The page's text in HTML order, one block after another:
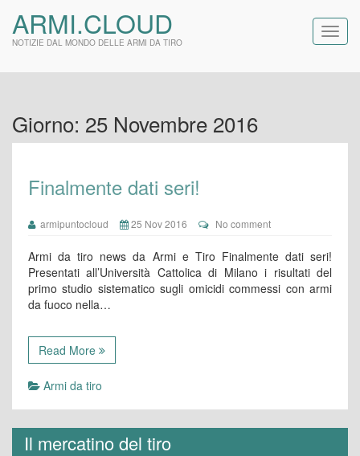
ARMI.CLOUD
NOTIZIE DAL MONDO DELLE ARMI DA TIRO
Giorno: 25 Novembre 2016
Finalmente dati seri!
armipuntocloud 25 Nov 2016 No comment
Armi da tiro news da Armi e Tiro Finalmente dati seri!
Presentati all’Università Cattolica di Milano i risultati del
primo studio sistematico sugli omicidi commessi con armi
da fuoco nella…
Read More
Armi da tiro
Il mercatino del tiro